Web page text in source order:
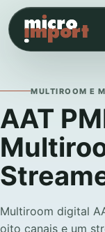
MULTIROOM E
AAT
Multiroom digital
oito canais e um